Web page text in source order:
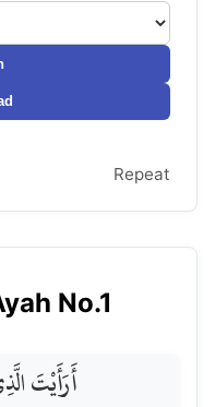
Repeat
No.1
أَرَأَيْتَ